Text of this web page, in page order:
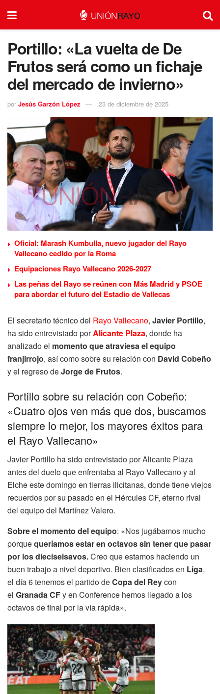
Portillo: «La vuelta de De
Frutos será como un fichaje
del mercado de invierno»
por Jesús Garzón López 23 de diciembre de 2025
Oficial: Marash Kumbulla, nuevo jugador del Rayo
Vallecano cedido por la Roma
Equipaciones Rayo Vallecano 2026-2027
Las peñas del Rayo se reúnen con Más Madrid y PSOE
para abordar el futuro del Estadio de Vallecas
El secretario técnico del Rayo Vallecano, Javier Portillo,
ha sido entrevistado porAlicante Plaza, donde ha
analizado el momento que atraviesa el equipo
franjirrojo, así como sobre su relación con David Cobeño
y el regreso deJorge de Frutos.
Portillo sobre su relación con Cobeño:
«Cuatro ojos ven más que dos, buscamos
siempre lo mejor, los mayores éxitos para
el Rayo Vallecano»
Javier Portillo ha sido entrevistado por Alicante Plaza
antes del duelo que enfrentaba al Rayo Vallecano y al
Elche este domingo en tierras ilicitanas, donde tiene viejos
recuerdos por su pasado en el Hércules CF, eterno rival
del equipo del Martínez Valero.
Sobre el momento del equipo: «Nos jugábamos mucho
porquequeríamos estar en octavos sin tener que pasar
por los dieciseisavos.Creo que estamos haciendo un
buen trabajo a nivel deportivo. Bien clasificados en Liga,
el día 6 tenemos el partido deCopa del Reycon
el Granada CFy en Conference hemos llegado a los
octavos de final por la vía rápida».